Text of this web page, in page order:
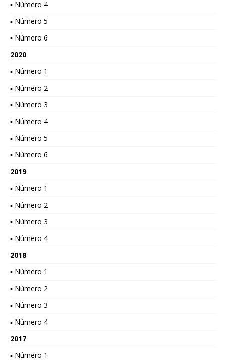
▪ Número 4
▪ Número 5
▪ Número 6
2020
▪ Número 1
▪ Número 2
▪ Número 3
▪ Número 4
▪ Número 5
▪ Número 6
2019
▪ Número 1
▪ Número 2
▪ Número 3
▪ Número 4
2018
▪ Número 1
▪ Número 2
▪ Número 3
▪ Número 4
2017
▪ Número 1